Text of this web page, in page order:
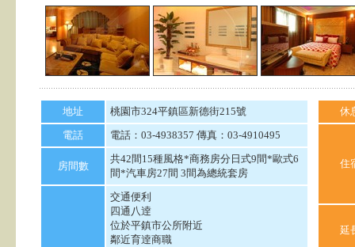
地址
桃園市324平鎮區新德街215號
電話
電話：03-4938357 傳真：03-4910495
房間數
共42間15種風格*商務房分日式9間*歐式6
間*汽車房27間 3間為總統套房
交通便利
四通八逹
位於平鎮市公所附近
鄰近育逹商職
休
住
延